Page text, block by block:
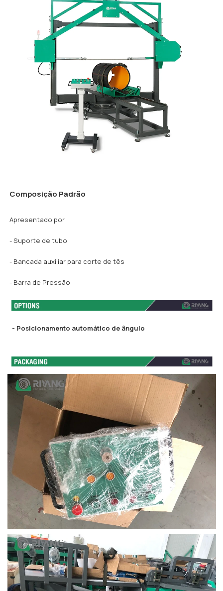
Composição Padrão
Apresentado por
- Suporte de tubo
- Bancada auxiliar para corte de tês
- Barra de Pressão
- Posicionamento automático de ângulo